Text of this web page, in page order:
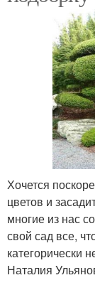
Хочется
цветов и
многие из нас
свой сад все,
категорически
Наталия